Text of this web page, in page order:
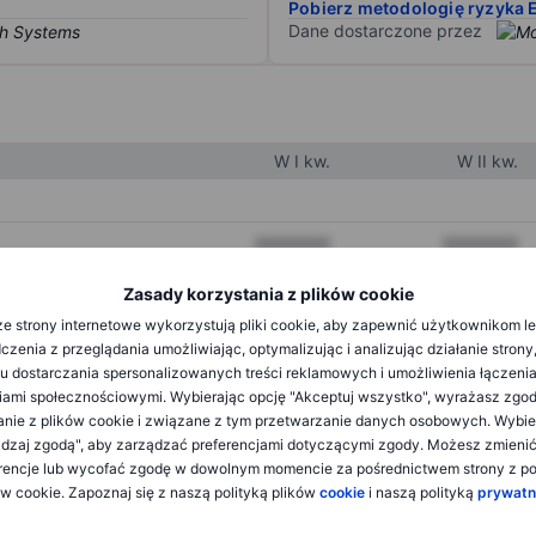
Zasady korzystania z plików cookie
strony internetowe wykorzystują pliki cookie, aby zapewnić użytkownikom
z przeglądania umożliwiając, optymalizując i analizując działanie
dostarczania spersonalizowanych treści reklamowych i umożliwienia
społecznościowymi. Wybierając opcję "Akceptuj wszystko", wyrażasz
z plików cookie i związane z tym przetwarzanie danych osobowych.
zgodą", aby zarządzać preferencjami dotyczącymi zgody. Możesz
lub wycofać zgodę w dowolnym momencie za pośrednictwem strony z
cookie. Zapoznaj się z naszą polityką plików cookie i naszą polityką
Pobierz metodologię ryzyka
Dane dostarczone przez
W I kw. W II kw.
XXXXXXX XXXXXXX
XXXXXXX
XXXXXXX XXXXXXX
XXXXXXX XXXXXXX
XXXXXXX